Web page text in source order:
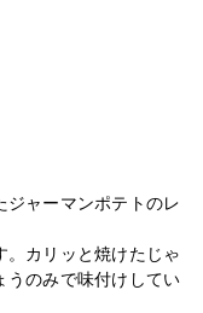
ャーマンポテトのレ
。カリッと焼けたじゃ
うのみで味付けしてい